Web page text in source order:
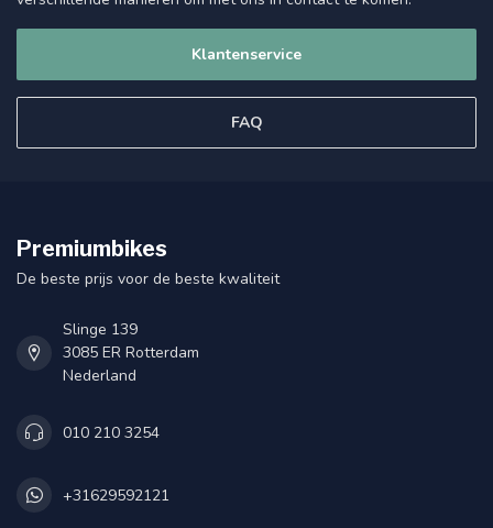
Klantenservice
FAQ
Premiumbikes
De beste prijs voor de beste kwaliteit
Slinge 139
3085 ER Rotterdam
Nederland
010 210 3254
+31629592121